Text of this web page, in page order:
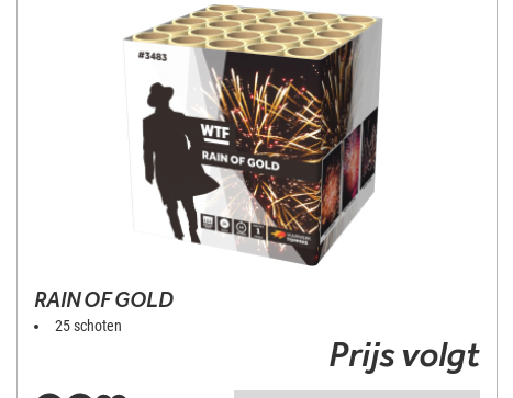
RAIN OF GOLD
25 schoten
Prijs volgt